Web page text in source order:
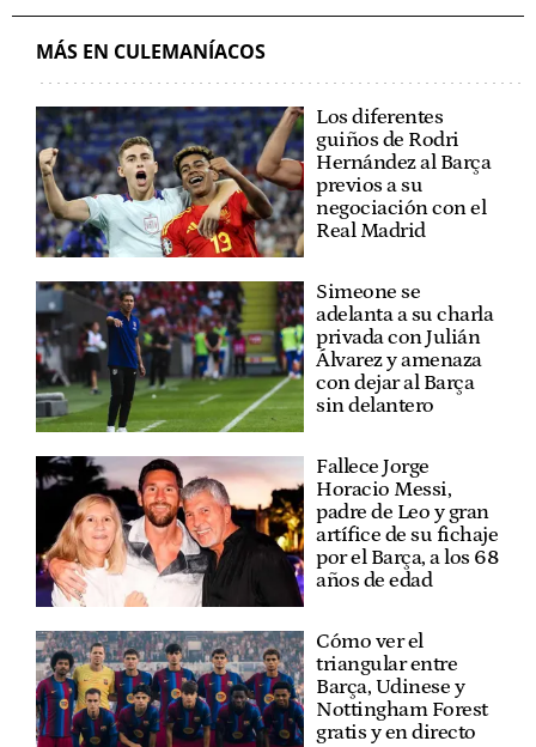
MÁS EN CULEMANÍACOS
Los diferentes
guiños de Rodri
Hernández al Barça
previos a su
negociación con el
Real Madrid
Simeone se
adelanta a su charla
privada con Julián
Álvarez y amenaza
con dejar al Barça
sin delantero
Fallece Jorge
Horacio Messi,
padre de Leo y gran
artífice de su fichaje
por el Barça, a los 68
años de edad
Cómo ver el
triangular entre
Barça, Udinese y
Nottingham Forest
gratis y en directo